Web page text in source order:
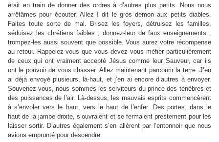
était en train de donner des ordres à d’autres plus petits. Nous nous
arrêtâmes pour écouter. Allez ! dit le gros démon aux petits diables.
Faites toute sorte de mal. Brisez les foyers, détruisez les familles,
séduisez les chrétiens faibles ; donnez-leur de faux enseignements ;
trompez-les aussi souvent que possible. Vous aurez votre récompense
au retour. Rappelez-vous que vous devez vous méfier particulièrement
de ceux qui ont vraiment accepté Jésus comme leur Sauveur, car ils
ont le pouvoir de vous chasser. Allez maintenant parcourir la terre. J’en
ai déjà envoyé plusieurs, là-haut, et j’en ai encore d’autres à envoyer.
Souvenez-vous, nous sommes les serviteurs du prince des ténèbres et
des puissances de l’air. Là-dessus, les mauvais esprits commencèrent
à s’envoler vers le haut, vers le haut de l’enfer. Des portes, dans le
haut de la jambe droite, s’ouvraient et se fermaient prestement pour les
laisser sortir. D’autres également s’en allèrent par l’entonnoir que nous
avions emprunté pour descendre.